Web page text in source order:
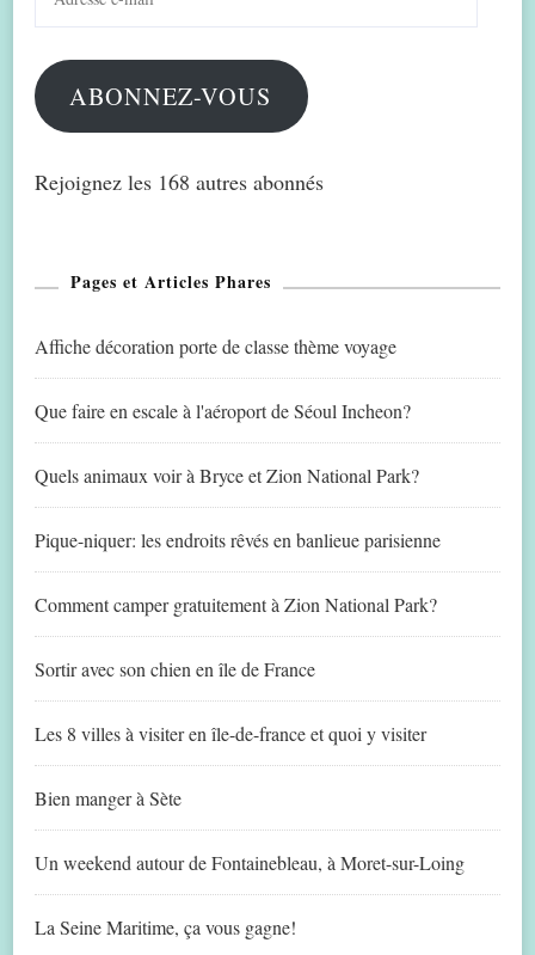
mail
ABONNEZ-VOUS
Rejoignez les 168 autres abonnés
Pages et Articles Phares
Affiche décoration porte de classe thème voyage
Que faire en escale à l'aéroport de Séoul Incheon?
Quels animaux voir à Bryce et Zion National Park?
Pique-niquer: les endroits rêvés en banlieue parisienne
Comment camper gratuitement à Zion National Park?
Sortir avec son chien en île de France
Les 8 villes à visiter en île-de-france et quoi y visiter
Bien manger à Sète
Un weekend autour de Fontainebleau, à Moret-sur-Loing
La Seine Maritime, ça vous gagne!